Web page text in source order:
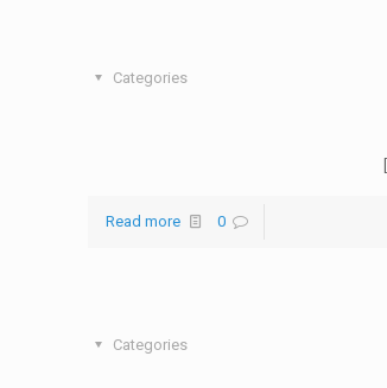
Categories
0
Read more
Categories